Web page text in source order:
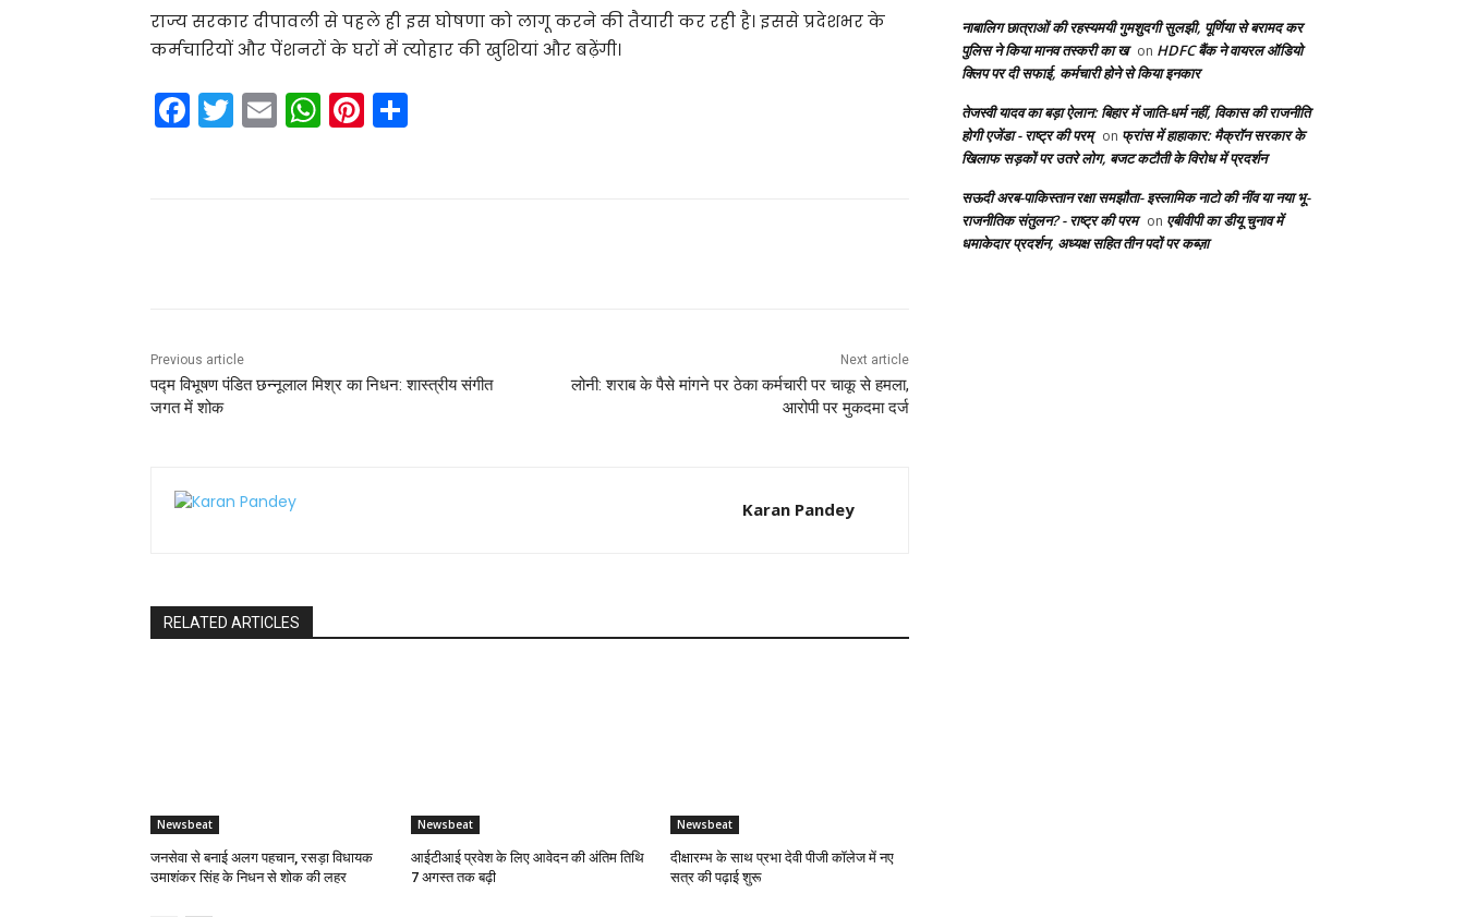
राज्य सरकार दीपावली से पहले ही इस घोषणा को लागू करने की तैयारी कर रही है। इससे प्रदेशभर के
कर्मचारियों और पेंशनरों के घरों में त्योहार की खुशियां और बढ़ेंगी।
F
a
k
T
w
E
m
W
h
Pi
nt
Previous article
पद्म विभूषण पंडित छन्नूलाल मिश्र का निधन: शास्त्रीय संगीत
जगत में शोक
Next article
लोनी: शराब के पैसे मांगने पर ठेका कर्मचारी पर चाकू से हमला,
आरोपी पर मुकदमा दर्ज
Karan Pandey
RELATED ARTICLES
Newsbeat
जनसेवा से बनाई अलग पहचान, रसड़ा विधायक
उमाशंकर सिंह के निधन से शोक की लहर
Newsbeat
आईटीआई प्रवेश के लिए आवेदन की अंतिम तिथि
7 अगस्त तक बढ़ी
Newsbeat
दीक्षारम्भ के साथ प्रभा देवी पीजी कॉलेज में नए
सत्र की पढ़ाई शुरू
नाबालिग छात्राओं की रहस्यमयी गुमशुदगी सुलझी, पूर्णिया से बरामद कर
पुलिस ने किया मानव तस्करी का ख on HDFC बैंक ने वायरल ऑडियो
क्लिप पर दी सफाई, कर्मचारी होने से किया इनकार
तेजस्वी यादव का बड़ा ऐलान: बिहार में जाति-धर्म नहीं, विकास की राजनीति
होगी एजेंडा - राष्ट्र की परम् on फ्रांस में हाहाकार: मैक्रॉन सरकार के
खिलाफ सड़कों पर उतरे लोग, बजट कटौती के विरोध में प्रदर्शन
सऊदी अरब-पाकिस्तान रक्षा समझौता- इस्लामिक नाटो की नींव या नया भू-
राजनीतिक संतुलन? - राष्ट्र की परम on एबीवीपी का डीयू चुनाव में
धमाकेदार प्रदर्शन, अध्यक्ष सहित तीन पदों पर कब्ज़ा